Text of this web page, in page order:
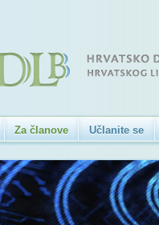
Za članove Učlanite se